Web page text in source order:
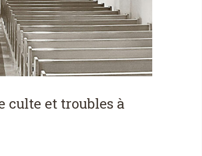
culte et troubles à